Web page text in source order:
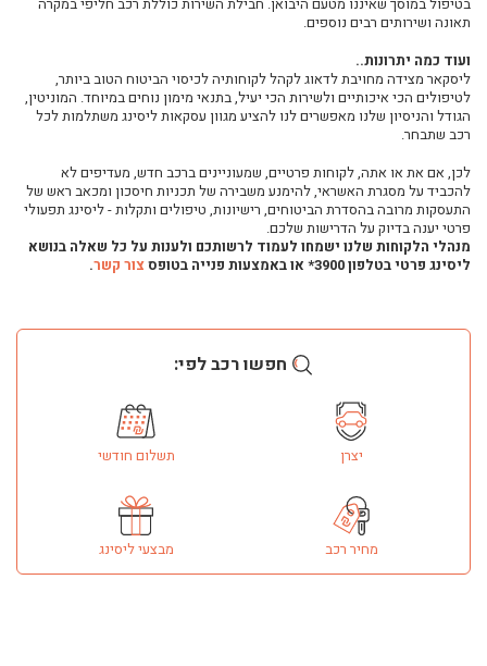
ליסינג לרכב מסחרי
רכב חשמלי בליסינג
רכבים פרטיים חשמליים השוואה
רכבים היברידיים- מבט מעמיק והשוואה בין דגמים מובילים
רכבי פלאג-אין היברידיים- PHEV
רכבים חשמליים יד שנייה
כמה עולה להטעין רכב חשמלי?
טנדר עד 3.5 טון: השוואה
רכב מסחרי עד 3.5 טון - השוואה
תאונה ושירותים רבים נוספים.
ועוד כמה יתרונות..
ליסקאר מצידה מחויבת לדאוג לקהל לקוחותיה לכיסוי הביטוח הטוב ביותר,
לטיפולים הכי איכותיים ולשירות הכי יעיל, בתנאי מימון נוחים במיוחד. המוניטין,
הגודל והניסיון שלנו מאפשרים לנו להציע מגוון עסקאות ליסינג משתלמות לכל
רכב שתבחר.
לכן, אם את או אתה, לקוחות פרטיים, שמעוניינים ברכב חדש, מעדיפים לא
להכביד על מסגרת האשראי, להימנע משבירה של תכניות חיסכון ומכאב ראש של
התעסקות מרובה בהסדרת הביטוחים, רישיונות, טיפולים ותקלות - ליסינג תפעולי
פרטי יענה בדיוק על הדרישות שלכם.
מנהלי הלקוחות שלנו ישמחו לעמוד לרשותכם ולענות על כל שאלה בנושא
ליסינג פרטי בטלפון 3900* או באמצעות פנייה בטופס
צור קשר.
חפשו רכב לפי:
יצרן תשלום חודשי
מחיר רכב מבצעי ליסינג